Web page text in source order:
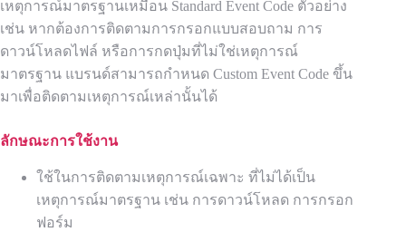
เหตุการณ์มาตรฐานเหมือน Standard Event Code ตัวอย่าง
เช่น หากต้องการติดตามการกรอกแบบสอบถาม การ
ดาวน์โหลดไฟล์ หรือการกดปุ่มที่ไม่ใช่เหตุการณ์
มาตรฐาน แบรนด์สามารถกำหนด Custom Event Code ขึ้น
มาเพื่อติดตามเหตุการณ์เหล่านั้นได้
ลักษณะการใช้งาน
ใช้ในการติดตามเหตุการณ์เฉพาะ ที่ไม่ได้เป็น
เหตุการณ์มาตรฐาน เช่น การดาวน์โหลด การกรอก
ฟอร์ม